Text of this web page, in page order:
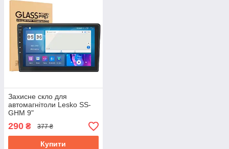
Захисне скло для
автомагнітоли Lesko SS-
GHM 9"
290 ₴ 377 ₴
Купити